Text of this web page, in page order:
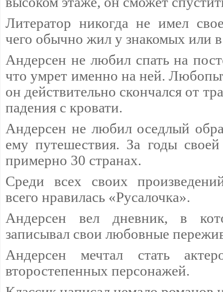
Литератор никогда не имел
чего обычно жил у знакомых или
Андерсен не любил спать на
что умрет именно на ней.
он действительно скончался от
падения с кровати.
Андерсен не любил оседлый
ему путешествия. За годы
примерно 30 странах.
Среди всех своих
всего нравилась «Русалочка».
Андерсен вел дневник, в
записывал свои любовные
Андерсен мечтал стать
второстепенных персонажей.